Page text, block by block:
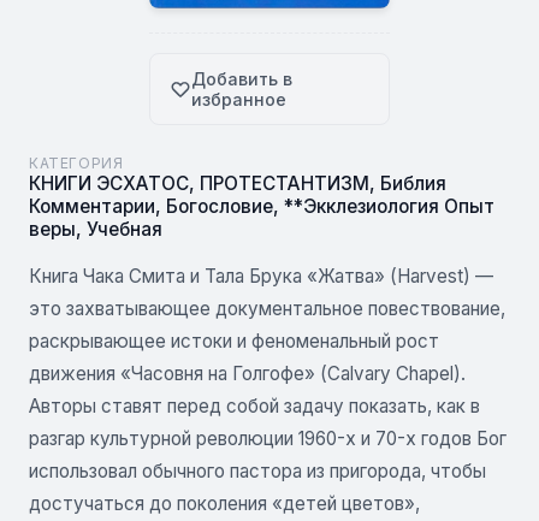
Добавить в
избранное
КАТЕГОРИЯ
КНИГИ ЭСХАТОС, ПРОТЕСТАНТИЗМ, Библия
Комментарии, Богословие, **Экклезиология Опыт
веры, Учебная
Книга Чака Смита и Тала Брука «Жатва» (Harvest) —
это захватывающее документальное повествование,
раскрывающее истоки и феноменальный рост
движения «Часовня на Голгофе» (Calvary Chapel).
Авторы ставят перед собой задачу показать, как в
разгар культурной революции 1960-х и 70-х годов Бог
использовал обычного пастора из пригорода, чтобы
достучаться до поколения «детей цветов»,